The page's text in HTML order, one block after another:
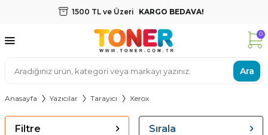
1500 TL ve Üzeri KARGO BEDAVA!
Ara
0
Anasayfa Yazıcılar Tarayıcı Xerox
Filtre Sırala